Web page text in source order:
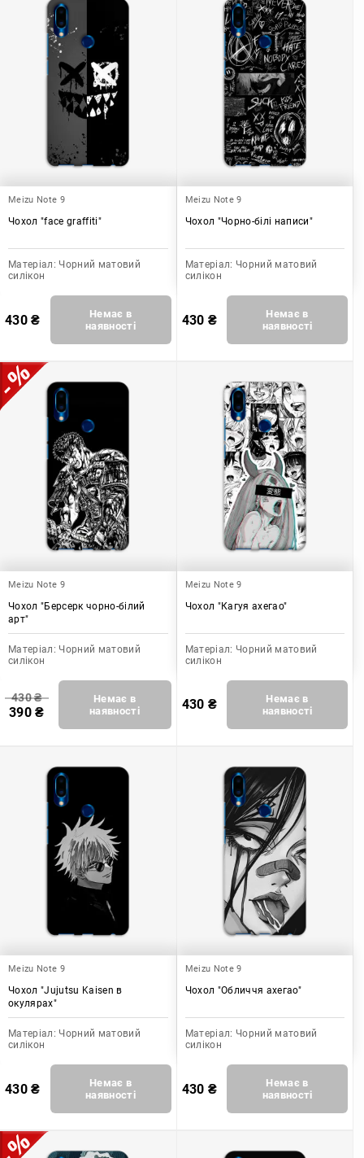
Meizu Note 9
Чохол "face graffiti"
Матеріал: Чорний матовий
силікон
430₴
Немає в
наявності
Meizu Note 9
Чохол "Чорно-білі написи"
Матеріал: Чорний матовий
силікон
430 ₴
Немає в
наявності
Meizu Note 9
Чохол "Берсерк чорно-білий
арт"
Матеріал: Чорний матовий
силікон
430₴
390₴
Немає в
наявності
Meizu Note 9
Чохол "Кагуя ахегао"
Матеріал: Чорний матовий
силікон
430 ₴
Немає в
наявності
Meizu Note 9
Чохол "Jujutsu Kaisen в
окулярах"
Матеріал: Чорний матовий
силікон
430₴
Немає в
наявності
Meizu Note 9
Чохол "Обличчя ахегао"
Матеріал: Чорний матовий
силікон
430 ₴
Немає в
наявності